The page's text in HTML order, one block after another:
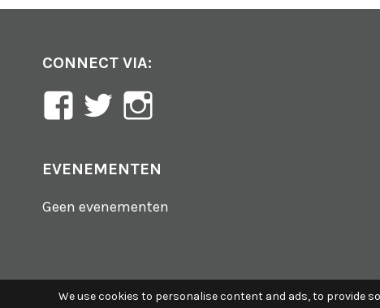
CONNECT VIA:
Bekijk
profiel
van
Facebook
Bekijk
profiel
van
Twitter
profiel
van
Instagram
EVENEMENTEN
Geen evenementen
We use cookies to personalise content and ads, to provide